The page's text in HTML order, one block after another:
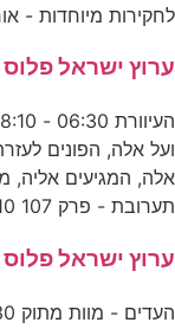
לחקירות מיוחדות - אור
ערוץ ישראל פלוס 08-08-2026
ועל אלה, הפונים
אלה, המגיעים אליה,
תערובת - פרק 107 08:10 -
ערוץ ישראל פלוס 07-08-2026